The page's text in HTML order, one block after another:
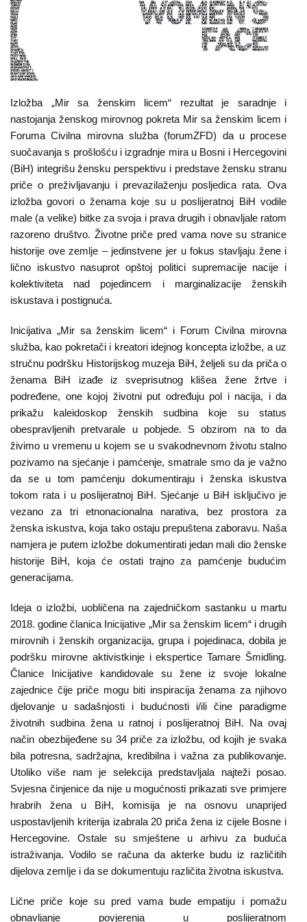
Mir
sa
ženskim
licem
Sigurna
kuća
Pravna
pomoć
Antitrafiking
Dokumenti
Javni
pozivi
English
Kontakt
Izložba „Mir sa ženskim licem“ rezultat je saradnje i
nastojanja ženskog mirovnog pokreta Mir sa ženskim licem i
Foruma Civilna mirovna služba (forumZFD) da u procese
suočavanja s prošlošću i izgradnje mira u Bosni i Hercegovini
(BiH) integrišu žensku perspektivu i predstave žensku stranu
priče o preživljavanju i prevazilaženju posljedica rata. Ova
izložba govori o ženama koje su u poslijeratnoj BiH vodile
male (a velike) bitke za svoja i prava drugih i obnavljale ratom
razoreno društvo. Životne priče pred vama nove su stranice
historije ove zemlje – jedinstvene jer u fokus stavljaju žene i
lično iskustvo nasuprot opštoj politici supremacije nacije i
kolektiviteta nad pojedincem i marginalizacije ženskih
iskustava i postignuća.
Inicijativa „Mir sa ženskim licem“ i Forum Civilna mirovna
služba, kao pokretači i kreatori idejnog koncepta izložbe, a uz
stručnu podršku Historijskog muzeja BiH, željeli su da priča o
ženama BiH izađe iz sveprisutnog klišea žene žrtve i
podređene, one kojoj životni put određuju pol i nacija, i da
prikažu kaleidoskop ženskih sudbina koje su status
obespravljenih pretvarale u pobjede. S obzirom na to da
živimo u vremenu u kojem se u svakodnevnom životu stalno
pozivamo na sjećanje i pamćenje, smatrale smo da je važno
da se u tom pamćenju dokumentiraju i ženska iskustva
tokom rata i u poslijeratnoj BiH. Sjećanje u BiH isključivo je
vezano za tri etnonacionalna narativa, bez prostora za
ženska iskustva, koja tako ostaju prepuštena zaboravu. Naša
namjera je putem izložbe dokumentirati jedan mali dio ženske
historije BiH, koja će ostati trajno za pamćenje budućim
generacijama.
Ideja o izložbi, uobličena na zajedničkom sastanku u martu
2018. godine članica Inicijative „Mir sa ženskim licem“ i drugih
mirovnih i ženskih organizacija, grupa i pojedinaca, dobila je
podršku mirovne aktivistkinje i ekspertice Tamare Šmidling.
Članice Inicijative kandidovale su žene iz svoje lokalne
zajednice čije priče mogu biti inspiracija ženama za njihovo
djelovanje u sadašnjosti i budućnosti i/ili čine paradigme
životnih sudbina žena u ratnoj i poslijeratnoj BiH. Na ovaj
način obezbijeđene su 34 priče za izložbu, od kojih je svaka
bila potresna, sadržajna, kredibilna i važna za publikovanje.
Utoliko više nam je selekcija predstavljala najteži posao.
Svjesna činjenice da nije u mogućnosti prikazati sve primjere
hrabrih žena u BiH, komisija je na osnovu unaprijed
uspostavljenih kriterija izabrala 20 priča žena iz cijele Bosne i
Hercegovine. Ostale su smještene u arhivu za buduća
istraživanja. Vodilo se računa da akterke budu iz različitih
dijelova zemlje i da se dokumentuju različita životna iskustva.
Lične priče koje su pred vama bude empatiju i pomažu
obnavljanje povjerenja u poslijeratnom